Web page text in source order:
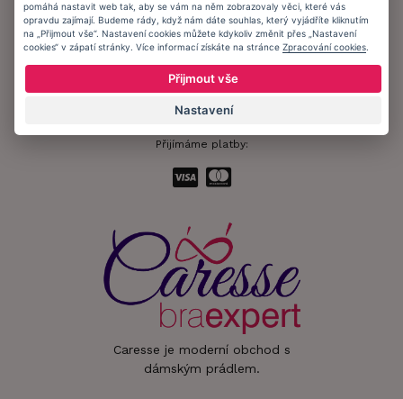
Caresse je moderní obchod s
dámským prádlem.
Informační memorandum
Zůstaňte s námi v kontaktu.
Přijímáme platby:
pomáhá nastavit web tak, aby se vám na něm zobrazovaly věci, které vás
opravdu zajímají. Budeme rády, když nám dáte souhlas, který vyjádříte kliknutím
na „Přijmout vše“. Nastavení cookies můžete kdykoliv změnit přes „Nastavení
cookies“ v zápatí stránky. Více informací získáte na stránce Zpracování cookies
Přijmout vše
Nastavení